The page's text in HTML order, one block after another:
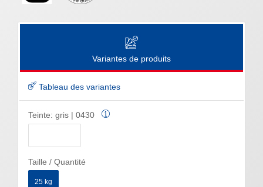
Variantes de produits
Tableau des variantes
Teinte: gris | 0430
Taille / Quantité
25 kg